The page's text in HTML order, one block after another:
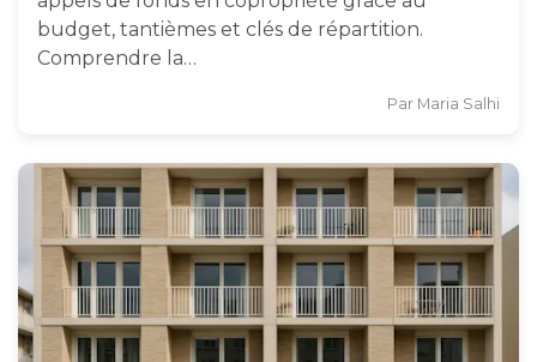
budget, tantièmes et clés de répartition.
Comprendre la…
Par Maria Salhi